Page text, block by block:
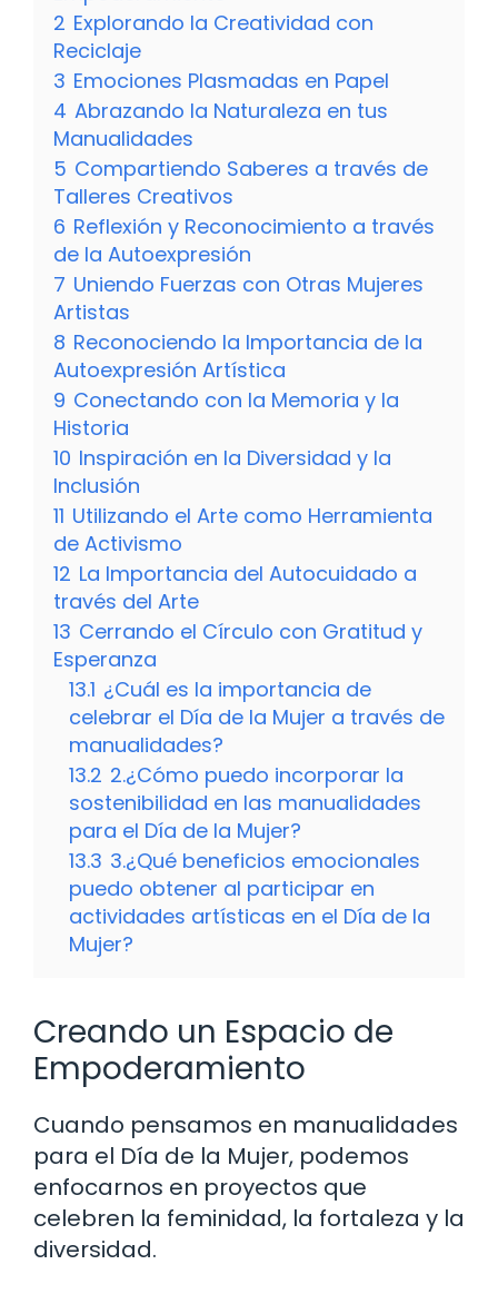
2 Explorando la Creatividad con
Reciclaje
3 Emociones Plasmadas en Papel
4 Abrazando la Naturaleza en tus
Manualidades
5 Compartiendo Saberes a través de
Talleres Creativos
6 Reflexión y Reconocimiento a través
de la Autoexpresión
7 Uniendo Fuerzas con Otras Mujeres
Artistas
8 Reconociendo la Importancia de la
Autoexpresión Artística
9 Conectando con la Memoria y la
Historia
10 Inspiración en la Diversidad y la
Inclusión
11 Utilizando el Arte como Herramienta
de Activismo
12 La Importancia del Autocuidado a
través del Arte
13 Cerrando el Círculo con Gratitud y
Esperanza
13.1 ¿Cuál es la importancia de
celebrar el Día de la Mujer a través de
manualidades?
13.2 2.¿Cómo puedo incorporar la
sostenibilidad en las manualidades
para el Día de la Mujer?
13.3 3.¿Qué beneficios emocionales
puedo obtener al participar en
actividades artísticas en el Día de la
Mujer?
Creando un Espacio de
Empoderamiento
Cuando pensamos en manualidades
para el Día de la Mujer, podemos
enfocarnos en proyectos que
celebren la feminidad, la fortaleza y la
diversidad.